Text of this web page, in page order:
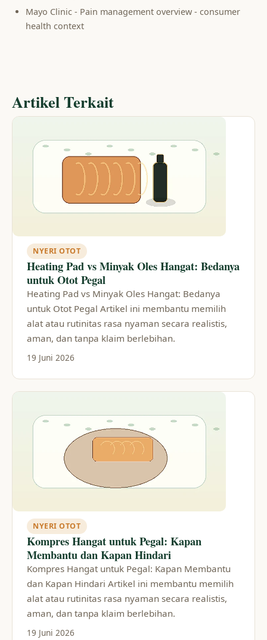
Mayo Clinic - Pain management overview - consumer
health context
Artikel Terkait
NYERI OTOT
Heating Pad vs Minyak Oles Hangat: Bedanya
untuk Otot Pegal
Heating Pad vs Minyak Oles Hangat: Bedanya
untuk Otot Pegal Artikel ini membantu memilih
alat atau rutinitas rasa nyaman secara realistis,
aman, dan tanpa klaim berlebihan.
19 Juni 2026
NYERI OTOT
Kompres Hangat untuk Pegal: Kapan
Membantu dan Kapan Hindari
Kompres Hangat untuk Pegal: Kapan Membantu
dan Kapan Hindari Artikel ini membantu memilih
alat atau rutinitas rasa nyaman secara realistis,
aman, dan tanpa klaim berlebihan.
19 Juni 2026